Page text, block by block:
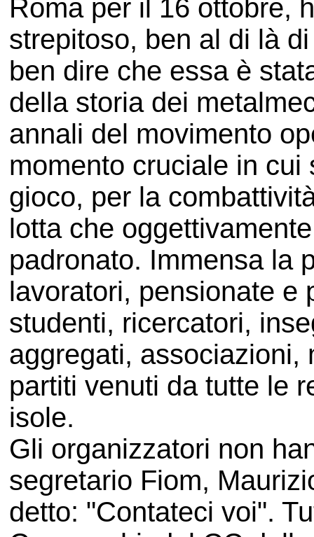
Roma per il 16 ottobre,
strepitoso, ben al di là
ben dire che essa è
della storia dei
annali del movimento
momento cruciale in
gioco, per la
lotta che
padronato. Immensa la
lavoratori, pensionate e
studenti, ricercatori,
aggregati, associazioni,
partiti venuti da tutte le
isole.
Gli organizzatori non
segretario Fiom,
detto: "Contateci voi".